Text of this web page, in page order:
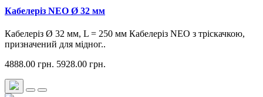
Кабелеріз NEO Ø 32 мм
Кабелеріз Ø 32 мм, L = 250 мм Кабелеріз NEO з тріскачкою,
призначений для мідног..
4888.00 грн. 5928.00 грн.